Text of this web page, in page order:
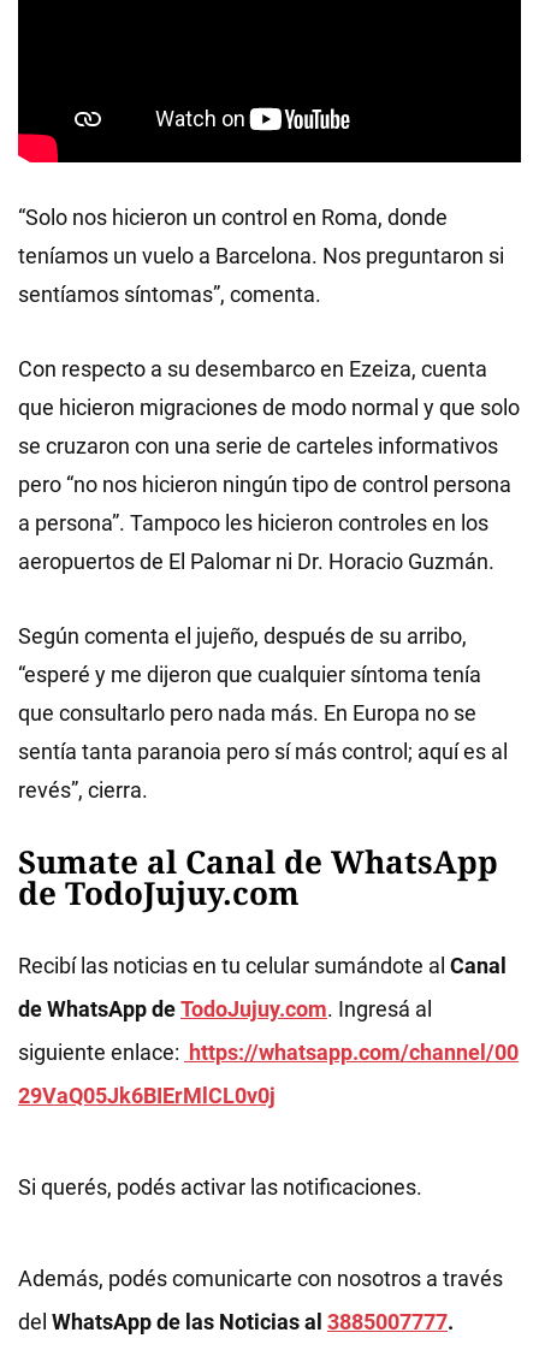
“Solo nos hicieron un control en Roma, donde
teníamos un vuelo a Barcelona. Nos preguntaron si
sentíamos síntomas”, comenta.
Con respecto a su desembarco en Ezeiza, cuenta
que hicieron migraciones de modo normal y que solo
se cruzaron con una serie de carteles informativos
pero “no nos hicieron ningún tipo de control persona
a persona”. Tampoco les hicieron controles en los
aeropuertos de El Palomar ni Dr. Horacio Guzmán.
Según comenta el jujeño, después de su arribo,
“esperé y me dijeron que cualquier síntoma tenía
que consultarlo pero nada más. En Europa no se
sentía tanta paranoia pero sí más control; aquí es al
revés”, cierra.
Sumate al Canal de WhatsApp
de TodoJujuy.com
Recibí las noticias en tu celular sumándote al Canal
de WhatsApp deTodoJujuy.com. Ingresá al
siguiente enlace: https://whatsapp.com/channel/00
29VaQ05Jk6BIErMlCL0v0j
Si querés, podés activar las notificaciones.
Además, podés comunicarte con nosotros a través
del WhatsApp de las Noticias al 3885007777.